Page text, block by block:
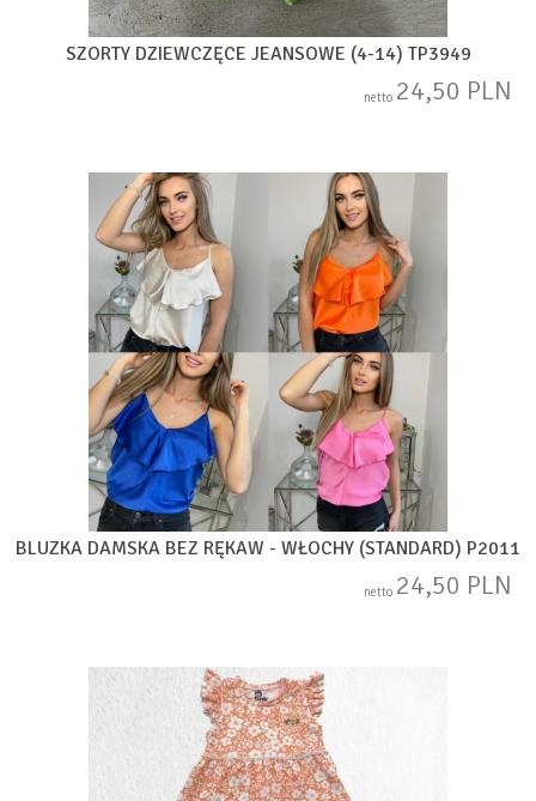
SZORTY DZIEWCZĘCE JEANSOWE (4-14) TP3949
netto 24,50 PLN
BLUZKA DAMSKA BEZ RĘKAW - WŁOCHY (STANDARD) P2011
netto 24,50 PLN